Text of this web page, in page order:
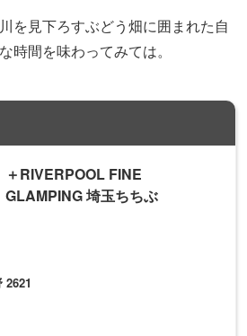
を見下ろすぶどう畑に囲まれた自
時間を味わってみては。
＋RIVERPOOL FINE
GLAMPING 埼玉ちちぶ
2621